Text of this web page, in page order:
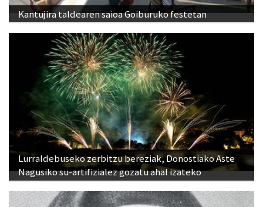
Kantujira taldearen saioa Goiburuko festetan
Lurraldebuseko zerbitzu bereziak, Donostiako Aste
Nagusiko su-artifizialez gozatu ahal izateko